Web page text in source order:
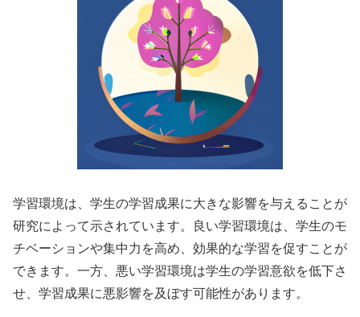
学習環境は、学生の学習成果に大きな影響を与えることが
研究によって示されています。良い学習環境は、学生のモ
チベーションや集中力を高め、効果的な学習を促すことが
できます。一方、悪い学習環境は学生の学習意欲を低下さ
せ、学習成果に悪影響を及ぼす可能性があります。